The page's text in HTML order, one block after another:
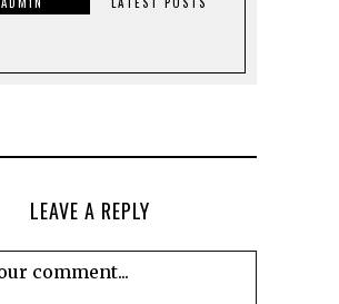
LEAVE A REPLY